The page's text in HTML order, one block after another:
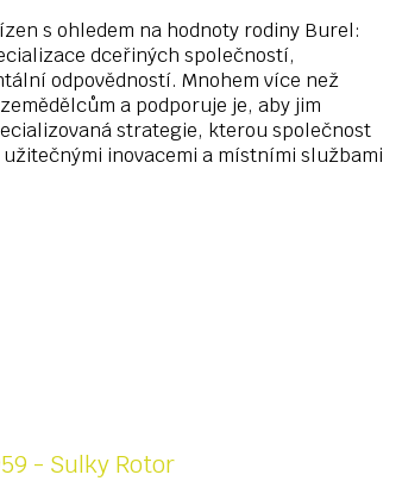
s ohledem na hodnoty rodiny Burel:
dceřiných společností,
odpovědností. Mnohem více než
a podporuje je, aby jim
strategie, kterou společnost
inovacemi a místními službami
- Sulky Rotor